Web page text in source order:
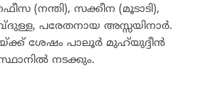
(നന്തി), സക്കീന (മൂടാടി),
പരേതനായ അസ്സയിനാർ.
ശേഷം പാലൂർ മുഹ്‌യുദ്ദീൻ
നടക്കും.